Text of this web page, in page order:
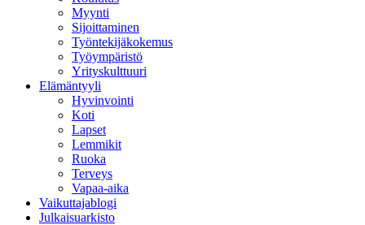
Myynti
Sijoittaminen
Työntekijäkokemus
Työympäristö
Yrityskulttuuri
Elämäntyyli
Hyvinvointi
Koti
Lapset
Lemmikit
Ruoka
Terveys
Vapaa-aika
Vaikuttajablogi
Julkaisuarkisto